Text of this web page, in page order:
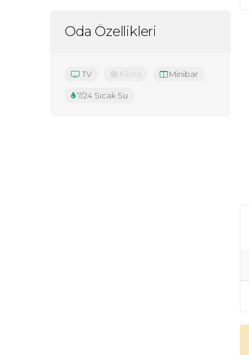
Oda Özellikleri
TV Klima Minibar
7/24 Sıcak Su